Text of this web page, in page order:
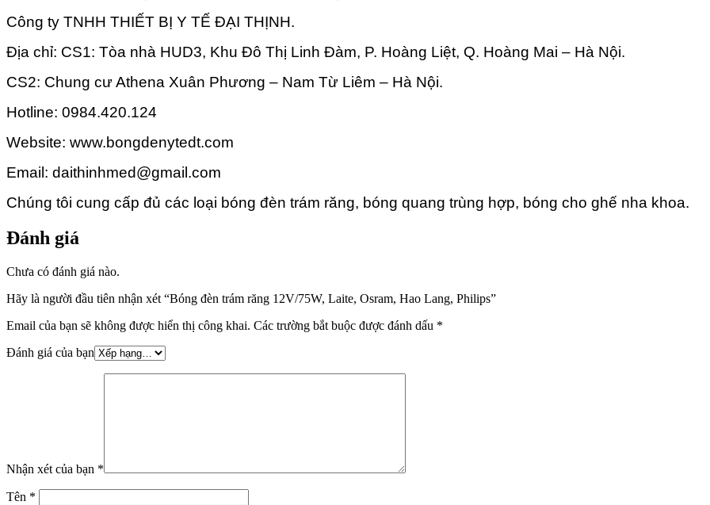
Công ty TNHH THIẾT BỊ Y TẾ ĐẠI THỊNH.
Địa chỉ: CS1: Tòa nhà HUD3, Khu Đô Thị Linh Đàm, P. Hoàng Liệt, Q. Hoàng Mai – Hà Nội.
CS2: Chung cư Athena Xuân Phương – Nam Từ Liêm – Hà Nội.
Hotline: 0984.420.124
Website: www.bongdenytedt.com
Email: daithinhmed@gmail.com
Chúng tôi cung cấp đủ các loại bóng đèn trám răng, bóng quang trùng hợp, bóng cho ghế nha khoa.
Đánh giá
Chưa có đánh giá nào.
Hãy là người đầu tiên nhận xét “Bóng đèn trám răng 12V/75W, Laite, Osram, Hao Lang, Philips”
Email của bạn sẽ không được hiển thị công khai. Các trường bắt buộc được đánh dấu *
Đánh giá của bạn
Nhận xét của bạn *
Tên *